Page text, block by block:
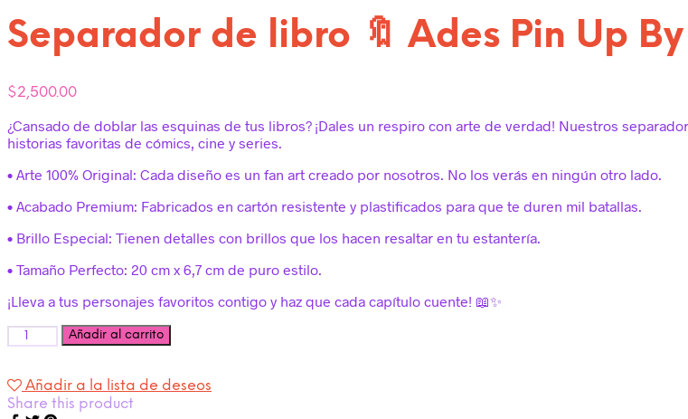
Separador de libro 🔖 Ades Pin Up
$2,500.00
¿Cansado de doblar las esquinas de tus libros? ¡Dales un respiro con arte de verdad! Nuestros
historias favoritas de cómics, cine y series.
• Arte 100% Original: Cada diseño es un fan art creado por nosotros. No los verás en ningún otro lado.
• Acabado Premium: Fabricados en cartón resistente y plastificados para que te duren mil batallas.
• Brillo Especial: Tienen detalles con brillos que los hacen resaltar en tu estantería.
• Tamaño Perfecto: 20 cm x 6,7 cm de puro estilo.
¡Lleva a tus personajes favoritos contigo y haz que cada capítulo cuente! 📖✨
CantidadAñadir al carrito
Añadir a la lista de deseos
Share this product